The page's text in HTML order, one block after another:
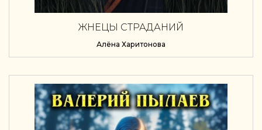
ЖНЕЦЫ СТРАДАНИЙ
Алёна Харитонова